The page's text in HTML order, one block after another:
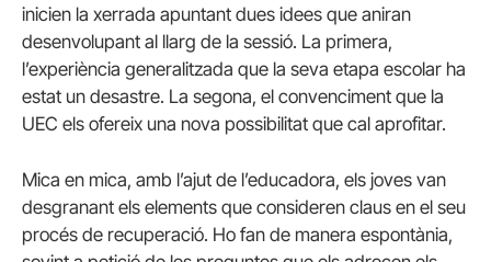
inicien la xerrada apuntant dues idees que aniran
desenvolupant al llarg de la sessió. La primera,
l’experiència generalitzada que la seva etapa escolar ha
estat un desastre. La segona, el convenciment que la
UEC els ofereix una nova possibilitat que cal aprofitar.
Mica en mica, amb l’ajut de l’educadora, els joves van
desgranant els elements que consideren claus en el seu
procés de recuperació. Ho fan de manera espontània,